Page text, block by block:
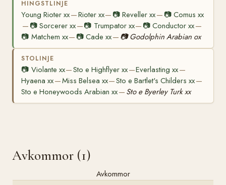
HINGSTLINJE
Young Rioter xx—Rioter xx— 📷Reveller xx— 📷Comus xx
— 📷Sorcerer xx—📷 Trumpator xx— 📷Conductor xx—
📷 Matchem xx— 📷Cade xx— 📷 Godolphin Arabian ox
STOLINJE
📷 Violante xx—Sto e Highflyer xx—Everlasting xx—
Hyaena xx—Miss Belsea xx—Sto e Bartlet's Childers xx—
Sto e Honeywoods Arabian xx— Sto e Byerley Turk xx
Avkommor (1)
Avkommor